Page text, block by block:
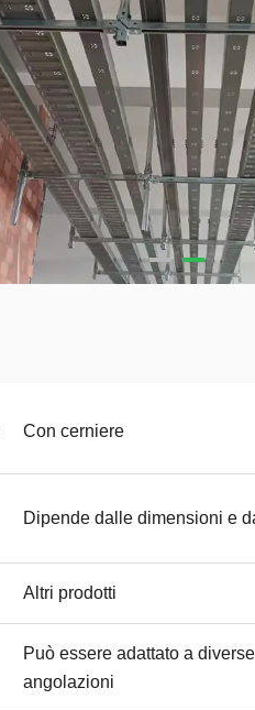
Con cerniere
Dipende dalle dimensioni e
Altri prodotti
Può essere adattato a
angolazioni